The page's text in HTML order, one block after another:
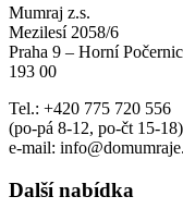
Mumraj z.s.
Mezilesí 2058/6
Praha 9 – Horní
193 00
Tel.: +420 775 720 556
(po-pá 8-12, po-čt 15-18)
e-mail:
Další nabídka